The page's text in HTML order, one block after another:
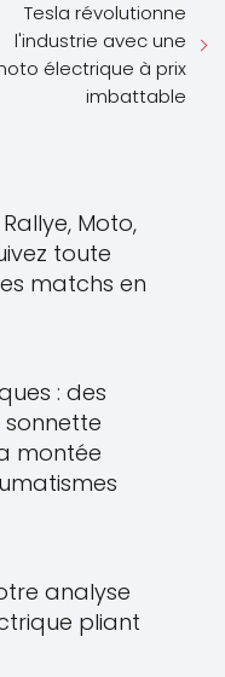
Tesla révolutionne
l'industrie avec une
électrique à prix
imbattable
Moto,
toute
matchs en
: des
montée
analyse
pliant